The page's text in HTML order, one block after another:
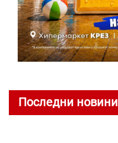
Последни новини